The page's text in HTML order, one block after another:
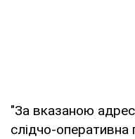
"За вказаною
слідчо-оперативна